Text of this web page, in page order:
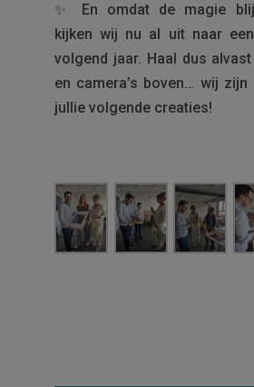
✨ En omdat de magie
kijken wij nu al uit naar
volgend jaar. Haal dus
en camera’s boven… wij zijn
jullie volgende creaties!